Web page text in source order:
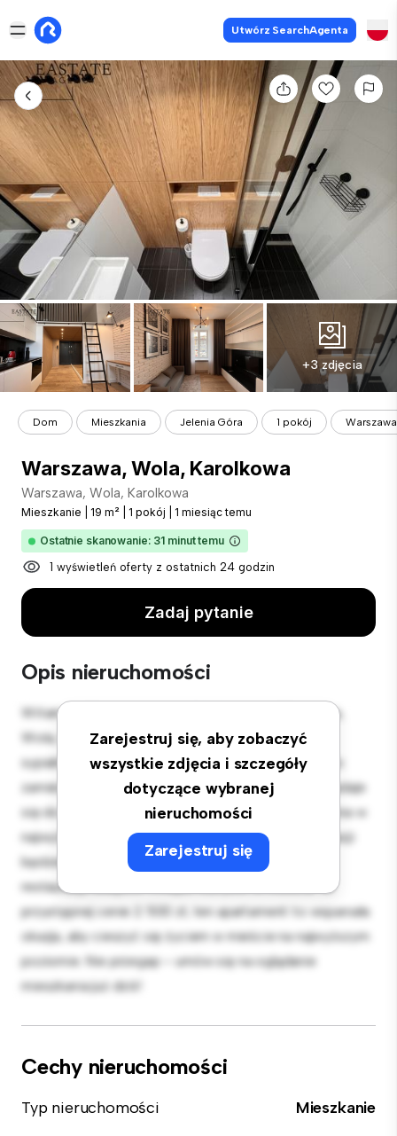
Utwórz SearchAgenta
+3 zdjęcia
Dom Mieszkania Jelenia Góra 1 pokój
Warszawa, Wola, Karolkowa
Warszawa, Wola, Karolkowa
Mieszkanie 19 m² 1 pokój 1 miesiąc temu
Ostatnie skanowanie: 31 minut temu
1 wyświetleń oferty z ostatnich 24 godzin
Zadaj pytanie
Opis nieruchomości
Zarejestruj się, aby zobaczyć
wszystkie zdjęcia i szczegóły
dotyczące wybranej
nieruchomości
Zarejestruj się
Witamy w Twojej nowej miejskiej oazie w Warszawa,
Wola, Karolkowa! Ten nowoczesny apartament z 1
sypialniami oferuje stylową i przytulną przestrzeń do
zamieszkania. Otwarta koncepcja układu idealnie nadaje
się do rozrywki, a elegancka kuchnia jest wyposażona w
najwyższej jakości sprzęt. Dzięki doskonałej lokalizacji
będziesz zaledwie kilka kroków od najlepszych
restauracji, sklepów i miejsc rozrywki w mieście. W
przystępnej cenie 2 500 zł, ten apartament to wspaniała
okazja, aby cieszyć się życiem w mieście na najwyższym
poziomie. Nie przegap – umów się na oglądanie
mieszkania już dziś!
Cechy nieruchomości
Typ nieruchomości
Mieszkanie